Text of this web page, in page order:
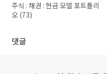
주식 : 채권 : 현금 모델 포트폴리
오 (73)
댓글